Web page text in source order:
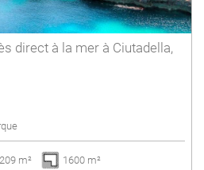
direct à la mer à Ciutadella,
209 m² 1600 m²